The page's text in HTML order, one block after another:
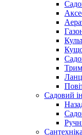
Садовий